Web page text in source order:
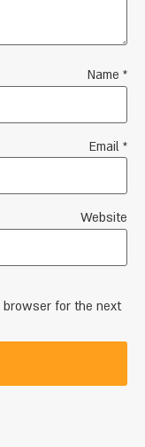
Name *
Email *
Website
browser for the next